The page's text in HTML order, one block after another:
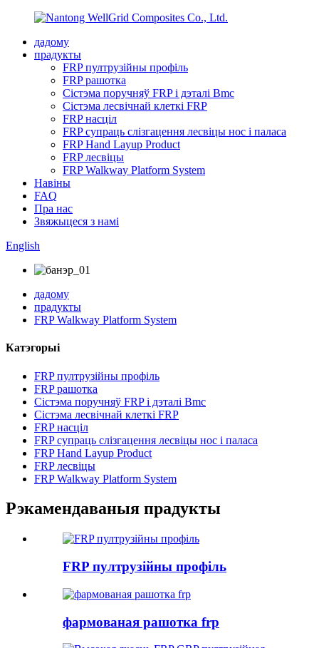
дадому
прадукты
FRP пултрузійны профіль
FRP рашотка
Сістэма поручняў FRP і дэталі Bmc
Сістэма лесвічнай клеткі FRP
FRP насціл
FRP супраць слізгацення лесвіцы нос і паласа
FRP Hand Layup Product
FRP лесвіцы
FRP Walkway Platform System
Навіны
FAQ
Пра нас
Звяжыцеся з намі
English
дадому
прадукты
FRP Walkway Platform System
Катэгорыі
FRP пултрузійны профіль
FRP рашотка
Сістэма поручняў FRP і дэталі Bmc
Сістэма лесвічнай клеткі FRP
FRP насціл
FRP супраць слізгацення лесвіцы нос і паласа
FRP Hand Layup Product
FRP лесвіцы
FRP Walkway Platform System
Рэкамендаваныя прадукты
FRP пултрузійны профіль
фармованая рашотка frp